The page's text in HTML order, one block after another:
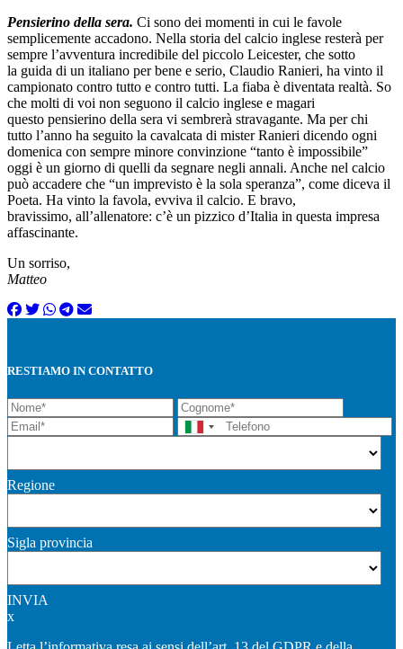
Pensierino della sera. Ci sono dei momenti in cui le favole
semplicemente accadono. Nella storia del calcio inglese resterà per
sempre l’avventura incredibile del piccolo Leicester, che sotto
la guida di un italiano per bene e serio, Claudio Ranieri, ha vinto il
campionato contro tutto e contro tutti. La fiaba è diventata realtà. So
che molti di voi non seguono il calcio inglese e magari
questo pensierino della sera vi sembrerà stravagante. Ma per chi
tutto l’anno ha seguito la cavalcata di mister Ranieri dicendo ogni
domenica con sempre minore convinzione “tanto è impossibile”
oggi è un giorno di quelli da segnare negli annali. Anche nel calcio
può accadere che “un imprevisto è la sola speranza”, come diceva il
Poeta. Ha vinto la favola, evviva il calcio. E bravo,
bravissimo, all’allenatore: c’è un pizzico d’Italia in questa impresa
affascinante.
Un sorriso,
Matteo
RESTIAMO IN CONTATTO
Regione
Sigla provincia
INVIA
x